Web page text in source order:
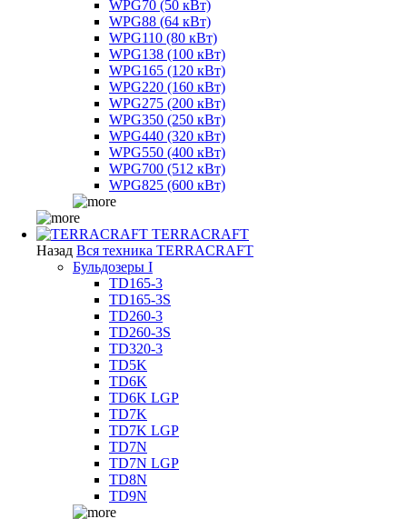
WPG70 (50 кВт)
WPG88 (64 кВт)
WPG110 (80 кВт)
WPG138 (100 кВт)
WPG165 (120 кВт)
WPG220 (160 кВт)
WPG275 (200 кВт)
WPG350 (250 кВт)
WPG440 (320 кВт)
WPG550 (400 кВт)
WPG700 (512 кВт)
WPG825 (600 кВт)
TERRACRAFT
Назад Вся техника TERRACRAFT
Бульдозеры I
TD165-3
TD165-3S
TD260-3
TD260-3S
TD320-3
TD5K
TD6K
TD6K LGP
TD7K
TD7K LGP
TD7N
TD7N LGP
TD8N
TD9N